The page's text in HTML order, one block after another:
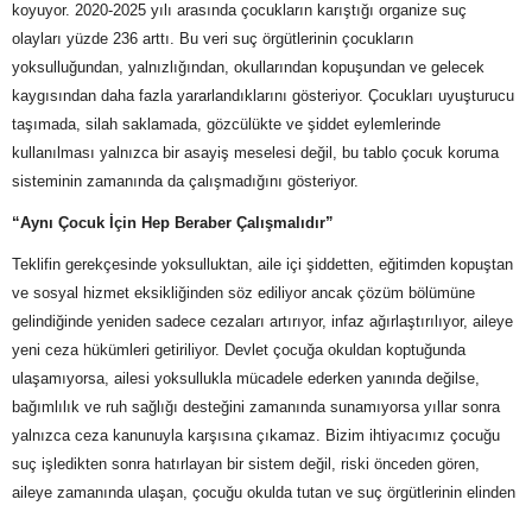
koyuyor. 2020-2025 yılı arasında çocukların karıştığı organize suç
olayları yüzde 236 arttı. Bu veri suç örgütlerinin çocukların
yoksulluğundan, yalnızlığından, okullarından kopuşundan ve gelecek
kaygısından daha fazla yararlandıklarını gösteriyor. Çocukları uyuşturucu
taşımada, silah saklamada, gözcülükte ve şiddet eylemlerinde
kullanılması yalnızca bir asayiş meselesi değil, bu tablo çocuk koruma
sisteminin zamanında da çalışmadığını gösteriyor.
“Aynı Çocuk İçin Hep Beraber Çalışmalıdır”
Teklifin gerekçesinde yoksulluktan, aile içi şiddetten, eğitimden kopuştan
ve sosyal hizmet eksikliğinden söz ediliyor ancak çözüm bölümüne
gelindiğinde yeniden sadece cezaları artırıyor, infaz ağırlaştırılıyor, aileye
yeni ceza hükümleri getiriliyor. Devlet çocuğa okuldan koptuğunda
ulaşamıyorsa, ailesi yoksullukla mücadele ederken yanında değilse,
bağımlılık ve ruh sağlığı desteğini zamanında sunamıyorsa yıllar sonra
yalnızca ceza kanunuyla karşısına çıkamaz. Bizim ihtiyacımız çocuğu
suç işledikten sonra hatırlayan bir sistem değil, riski önceden gören,
aileye zamanında ulaşan, çocuğu okulda tutan ve suç örgütlerinin elinden